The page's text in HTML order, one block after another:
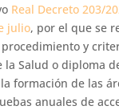
Real Decreto 203/
julio, por el que se
procedimiento y
la Salud o diploma
formación de las
anuales de